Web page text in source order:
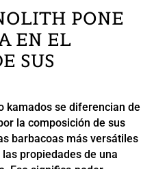
PONE
EN EL
SUS
kamados se diferencian de
la composición de sus
barbacoas más versátiles
propiedades de una